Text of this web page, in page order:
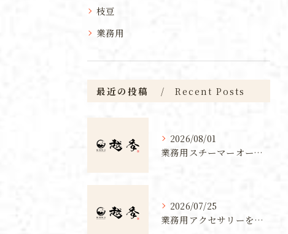
枝豆
業務用
最近の投稿 Recent Posts
2026/08/01
業務用スチーマーオーブンで調理効率と品質が両立できる導入メリットと活用術
2026/07/25
業務用アクセサリーを新潟県上越市で事業化するための仕入れ先と制作体験ガイド